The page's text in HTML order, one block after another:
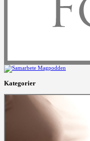
Kategorier